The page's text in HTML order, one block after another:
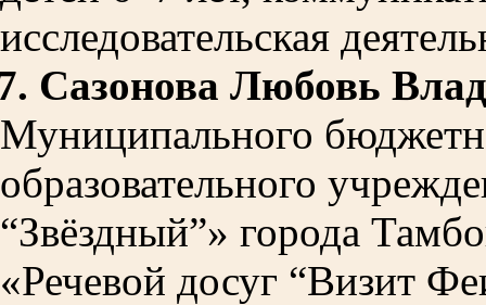
исследовательская
Сазонова Любовь
Муниципального
образовательного
“Звёздный”» города
«Речевой досуг “Визит